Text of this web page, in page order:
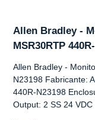
Allen Bradley -
MSR30RTP
Allen Bradley -
N23198 Fabricante:
440R-N23198
Output: 2 SS 24 VDC